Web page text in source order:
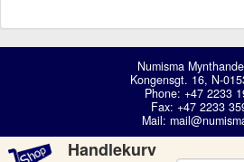
Numisma
Kongensgt. 16, N-
Phone: +47 2233
Fax: +47 2233
Mail:
Handlekurv